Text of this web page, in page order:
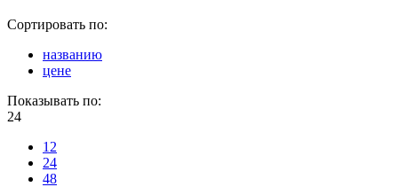
Сортировать по:
названию
цене
Показывать по:
24
12
24
48